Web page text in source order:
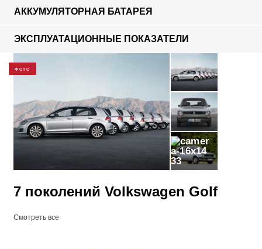
АККУМУЛЯТОРНАЯ БАТАРЕЯ
ЭКСПЛУАТАЦИОННЫЕ ПОКАЗАТЕЛИ
ФОТО
33
7 поколений Volkswagen Golf
Смотреть все